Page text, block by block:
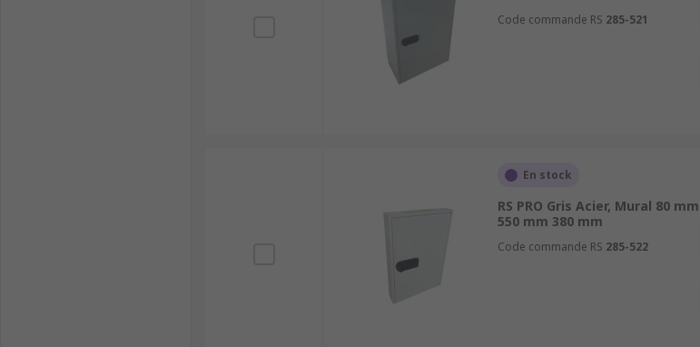
Code commande RS 285-521
En stock
RS PRO Gris Acier, Mural 80 mm
550 mm 380 mm
Code commande RS 285-522